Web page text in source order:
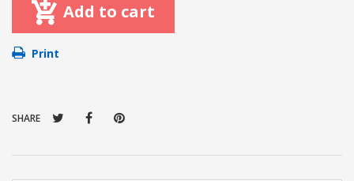
Add to cart
Print
SHARE